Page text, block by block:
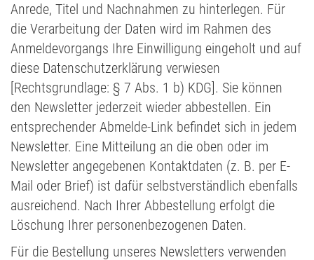
Anrede, Titel und Nachnahmen zu hinterlegen. Für
die Verarbeitung der Daten wird im Rahmen des
Anmeldevorgangs Ihre Einwilligung eingeholt und auf
diese Datenschutzerklärung verwiesen
[Rechtsgrundlage: § 7 Abs. 1 b) KDG]. Sie können
den Newsletter jederzeit wieder abbestellen. Ein
entsprechender Abmelde-Link befindet sich in jedem
Newsletter. Eine Mitteilung an die oben oder im
Newsletter angegebenen Kontaktdaten (z. B. per E-
Mail oder Brief) ist dafür selbstverständlich ebenfalls
ausreichend. Nach Ihrer Abbestellung erfolgt die
Löschung Ihrer personenbezogenen Daten.
Für die Bestellung unseres Newsletters verwenden